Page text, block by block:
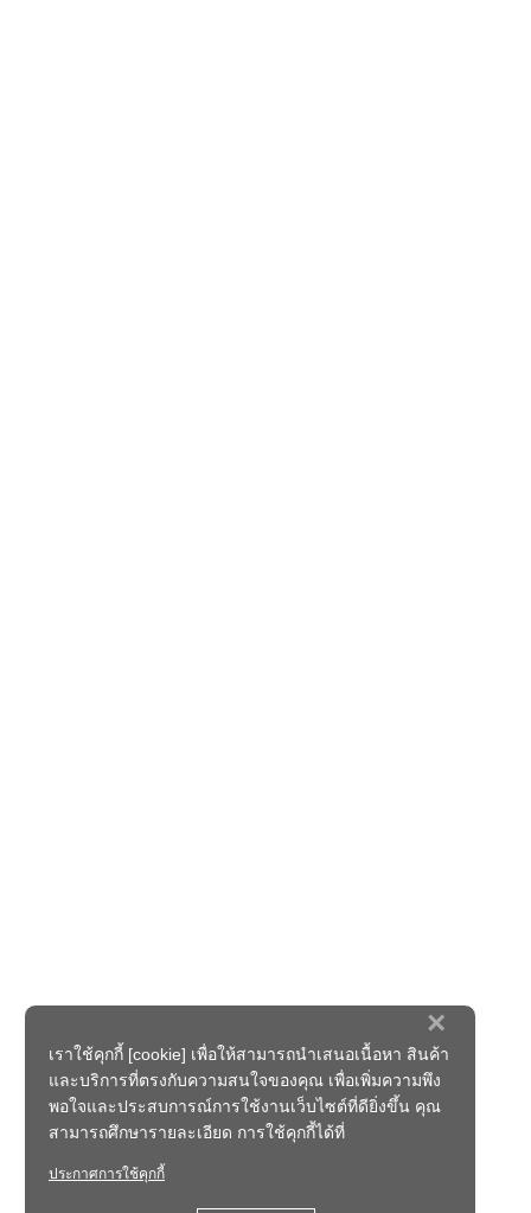
×
เราใช้คุกกี้ [cookie] เพื่อให้สามารถนำเสนอเนื้อหา สินค้า
และบริการที่ตรงกับความสนใจของคุณ เพื่อเพิ่มความพึง
พอใจและประสบการณ์การใช้งานเว็บไซต์ที่ดียิ่งขึ้น คุณ
สามารถศึกษารายละเอียด การใช้คุกกี้ได้ที่
ประกาศการใช้คุกกี้